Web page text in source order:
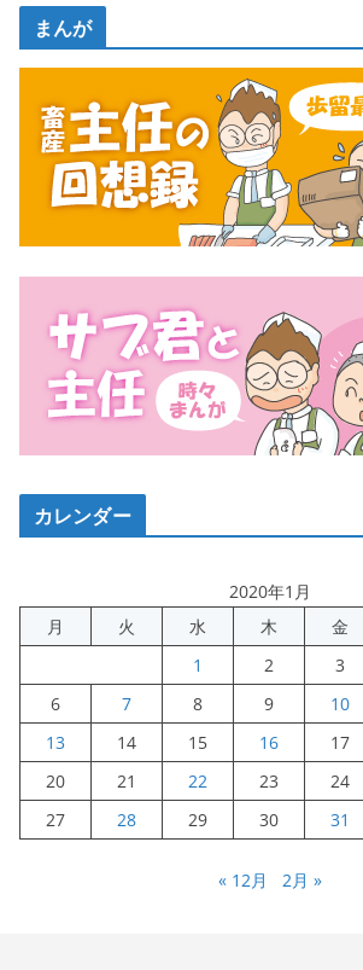
まんが
カレンダー
2020年1月
月
火 水 木 金
1
2 3
6
7 8 9 10
13
14 15 16 17
20
21 22 23 24
27
28 29 30 31
« 12月 2月 »